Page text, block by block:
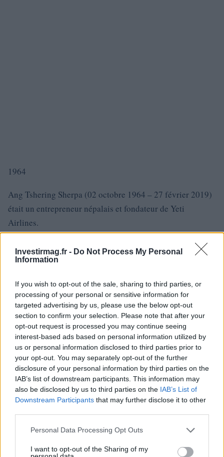
Investirmag.fr - Do Not Process My Personal
Information
If you wish to opt-out of the sale, sharing to third parties, or
processing of your personal or sensitive information for
targeted advertising by us, please use the below opt-out
section to confirm your selection. Please note that after your
opt-out request is processed you may continue seeing
interest-based ads based on personal information utilized by
us or personal information disclosed to third parties prior to
your opt-out. You may separately opt-out of the further
disclosure of your personal information by third parties on the
IAB’s list of downstream participants. This information may
also be disclosed by us to third parties on the IAB’s List of
Downstream Participants that may further disclose it to other
Please note that this website/app uses one or more Google
not limited to your visit or usage behaviour. You may click to
Personal Data Processing Opt Outs
I want to opt-out of the Sharing of my
1964
Ang Tshering Sherpa (02 octobre 1964 – 27 février 2019)
était un entrepreneur népalais et fondateur de Yeti
Airlines.
Giorgia Stromeo